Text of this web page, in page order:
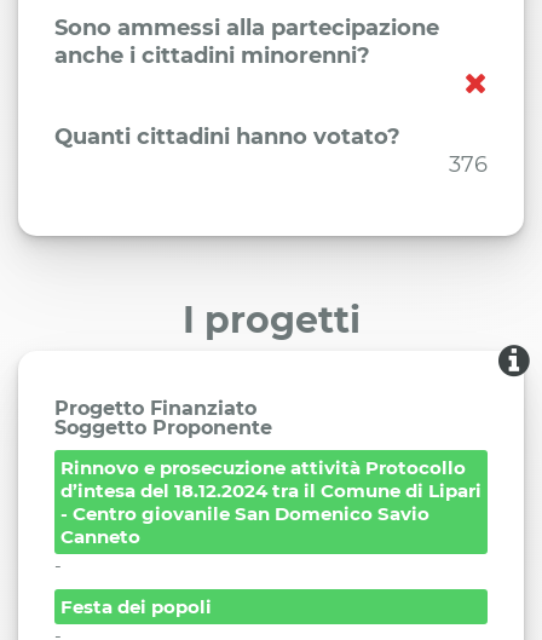
Sono ammessi alla partecipazione
anche i cittadini minorenni?
Quanti cittadini hanno votato?
376
I progetti
Progetto Finanziato
Soggetto Proponente
Rinnovo e prosecuzione attività Protocollo
d’intesa del 18.12.2024 tra il Comune di Lipari
- Centro giovanile San Domenico Savio
Canneto
-
Festa dei popoli